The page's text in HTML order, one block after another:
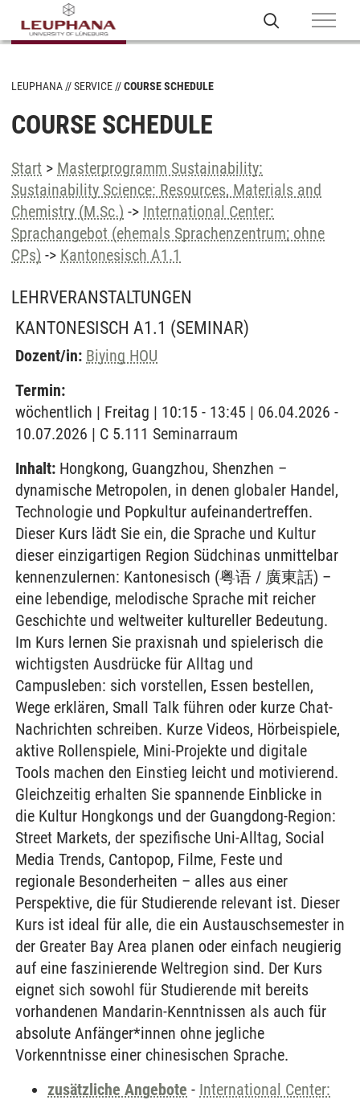
LEUPHANA SERVICE COURSE SCHEDULE
COURSE SCHEDULE
Start > Masterprogramm Sustainability:
Sustainability Science: Resources, Materials and
Chemistry (M.Sc.) -> International Center:
Sprachangebot (ehemals Sprachenzentrum; ohne
CPs) -> Kantonesisch A1.1
LEHRVERANSTALTUNGEN
KANTONESISCH A1.1 (SEMINAR)
Dozent/in: Biying HOU
Termin:
wöchentlich | Freitag | 10:15 - 13:45 | 06.04.2026 -
10.07.2026 | C 5.111 Seminarraum
Inhalt: Hongkong, Guangzhou, Shenzhen –
dynamische Metropolen, in denen globaler Handel,
Technologie und Popkultur aufeinandertreffen.
Dieser Kurs lädt Sie ein, die Sprache und Kultur
dieser einzigartigen Region Südchinas unmittelbar
kennenzulernen: Kantonesisch (粤语 / 廣東話) –
eine lebendige, melodische Sprache mit reicher
Geschichte und weltweiter kultureller Bedeutung.
Im Kurs lernen Sie praxisnah und spielerisch die
wichtigsten Ausdrücke für Alltag und
Campusleben: sich vorstellen, Essen bestellen,
Wege erklären, Small Talk führen oder kurze Chat-
Nachrichten schreiben. Kurze Videos, Hörbeispiele,
aktive Rollenspiele, Mini-Projekte und digitale
Tools machen den Einstieg leicht und motivierend.
Gleichzeitig erhalten Sie spannende Einblicke in
die Kultur Hongkongs und der Guangdong-Region:
Street Markets, der spezifische Uni-Alltag, Social
Media Trends, Cantopop, Filme, Feste und
regionale Besonderheiten – alles aus einer
Perspektive, die für Studierende relevant ist. Dieser
Kurs ist ideal für alle, die ein Austauschsemester in
der Greater Bay Area planen oder einfach neugierig
auf eine faszinierende Weltregion sind. Der Kurs
eignet sich sowohl für Studierende mit bereits
vorhandenen Mandarin-Kenntnissen als auch für
absolute Anfänger*innen ohne jegliche
Vorkenntnisse einer chinesischen Sprache.
zusätzliche Angebote - International Center: